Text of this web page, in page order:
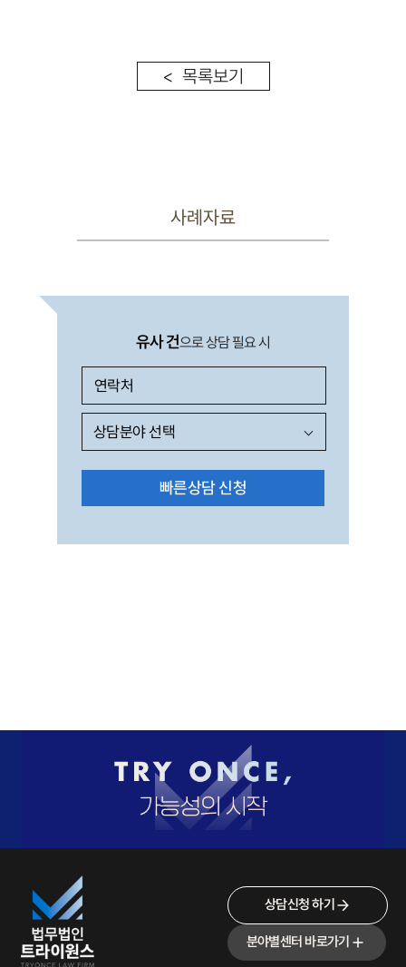
< 목록보기
사례자료
유사 건으로 상담 필요 시
상담신청 하기
분야별센터 바로가기